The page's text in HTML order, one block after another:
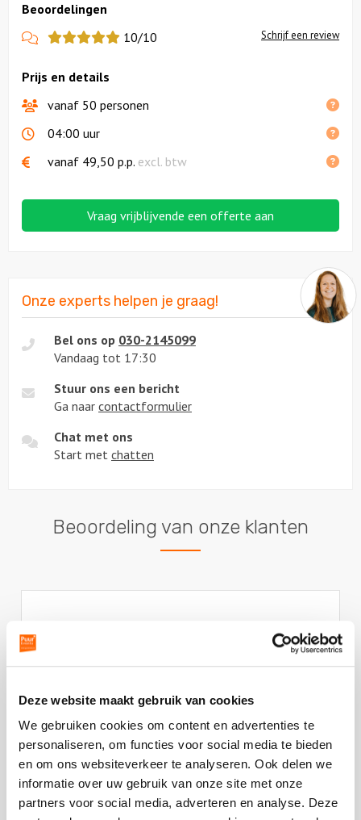
Deze website maakt gebruik van cookies
We gebruiken cookies om content en advertenties te
personaliseren, om functies voor social media te bieden
en om ons websiteverkeer te analyseren. Ook delen we
informatie over uw gebruik van onze site met onze
partners voor social media, adverteren en analyse. Deze
Beoordelingen
View
reviews
10/10 Schrijf een review
Prijs en details
vanaf 50 personen
04:00 uur
vanaf 49,50 p.p. excl. btw
Vraag vrijblijvende een offerte aan
Onze experts helpen je graag!
Bel ons op 030-2145099
Vandaag tot 17:30
Stuur ons een bericht
Ga naar contactformulier
Chat met ons
Start met chatten
Beoordeling van onze klanten
80's Disco Party
WOW!!!!! Wat hebben wij een heerlijke middag en
avond gehad! De voorbereidingen liepen perfect,
fijn contact met Daisy gehad en... Lees verder
Deze
review
kreeg
als
- Danny Bodewitz | Gemeente Almere